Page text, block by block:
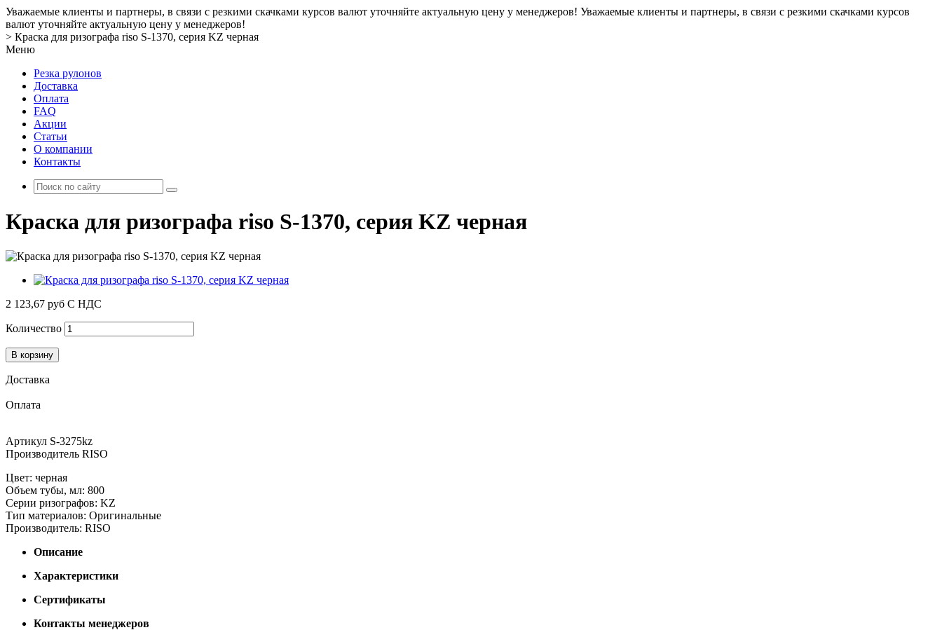
Уважаемые клиенты и партнеры, в связи с резкими скачками курсов валют уточняйте актуальную цену у менеджеров! Уважаемые клиенты и партнеры, в связи с резкими скачками курсов
валют уточняйте актуальную цену у менеджеров!
> Краска для ризографа riso S-1370, серия KZ черная
Меню
Резка рулонов
Доставка
Оплата
FAQ
Акции
Статьи
О компании
Контакты
Краска для ризографа riso S-1370, серия KZ черная
2 123,67 руб С НДС
Количество
В корзину
Доставка
Оплата
Артикул S-3275kz
Производитель RISO
Цвет: черная
Объем тубы, мл: 800
Серии ризографов: KZ
Тип материалов: Оригинальные
Производитель: RISO
Описание
Характеристики
Сертификаты
Контакты менеджеров